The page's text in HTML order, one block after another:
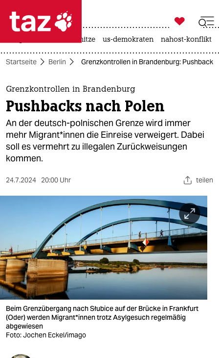
 taz zahl ich
taz zahl ich
themen
politik
öko
gesellschaft
kultur
sport
nord
wahrheit
verlag
verlag
veranstaltungen

taz zahl ich
hitze us-demokraten nahost-konflikt
Startseite Berlin Grenzkontrollen in Brandenburg: Pushbacks
Grenzkontrollen in Brandenburg
Pushbacks nach Polen
An der deutsch-polnischen Grenze wird immer
mehr Mi­gran­t*in­nen die Einreise verweigert. Dabei
soll es vermehrt zu illegalen Zurückweisungen
kommen.
24.7.2024 20:00 Uhr teilen
Beim Grenzübergang nach Słubice auf der Brücke in Frankfurt
(Oder) werden Mi­gran­t*in­nen trotz Asyl­gesuch regelmäßig
abgewiesen
Foto: Jochen Eckel/imago